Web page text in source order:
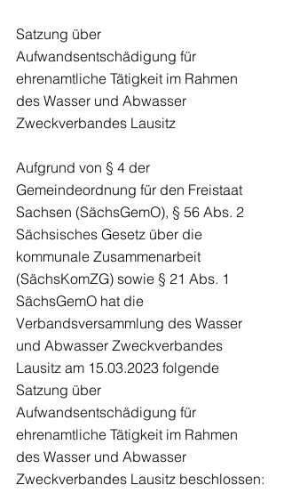
Satzung über
Aufwandsentschädigung für
ehrenamtliche Tätigkeit im Rahmen
des Wasser und Abwasser
Zweckverbandes Lausitz
Aufgrund von § 4 der
Gemeindeordnung für den Freistaat
Sachsen (SächsGemO), § 56 Abs. 2
Sächsisches Gesetz über die
kommunale Zusammenarbeit
(SächsKomZG) sowie § 21 Abs. 1
SächsGemO hat die
Verbandsversammlung des Wasser
und Abwasser Zweckverbandes
Lausitz am 15.03.2023 folgende
Satzung über
Aufwandsentschädigung für
ehrenamtliche Tätigkeit im Rahmen
des Wasser und Abwasser
Zweckverbandes Lausitz beschlossen: